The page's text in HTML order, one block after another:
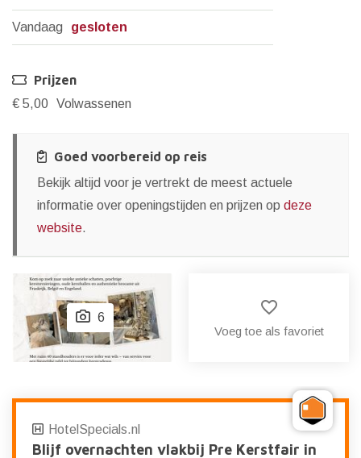
Vandaag gesloten
Prijzen
€ 5,00 Volwassenen
Goed voorbereid op reis
Bekijk altijd voor je vertrekt de meest actuele
informatie over openingstijden en prijzen op deze
website.
6
favorite_border
Voeg toe als favoriet
HotelSpecials.nl
Blijf overnachten vlakbij Pre Kerstfair in